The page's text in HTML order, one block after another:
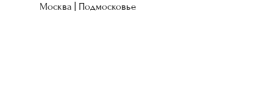
Москва | Подмосковье